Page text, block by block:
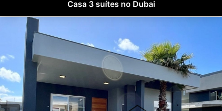
Casa 3 suítes no Dubai